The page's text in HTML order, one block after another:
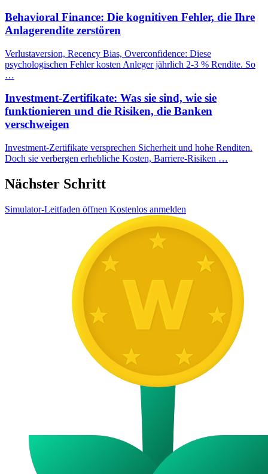
Behavioral Finance: Die kognitiven Fehler, die Ihre
Anlagerendite zerstören
Verlustaversion, Recency Bias, Overconfidence: Diese
psychologischen Fehler kosten Anleger jährlich 2-3 % Rendite. So
…
Investment-Zertifikate: Was sie sind, wie sie
funktionieren und die Risiken, die Banken
verschweigen
Investment-Zertifikate versprechen Sicherheit und hohe Renditen.
Doch sie verbergen erhebliche Kosten, Barriere-Risiken …
Nächster Schritt
Simulator-Leitfaden öffnen Kostenlos anmelden